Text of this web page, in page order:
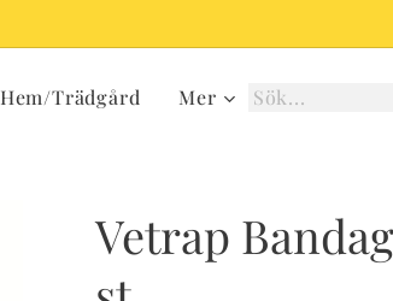
Hem/Trädgård Mer
Vetrap